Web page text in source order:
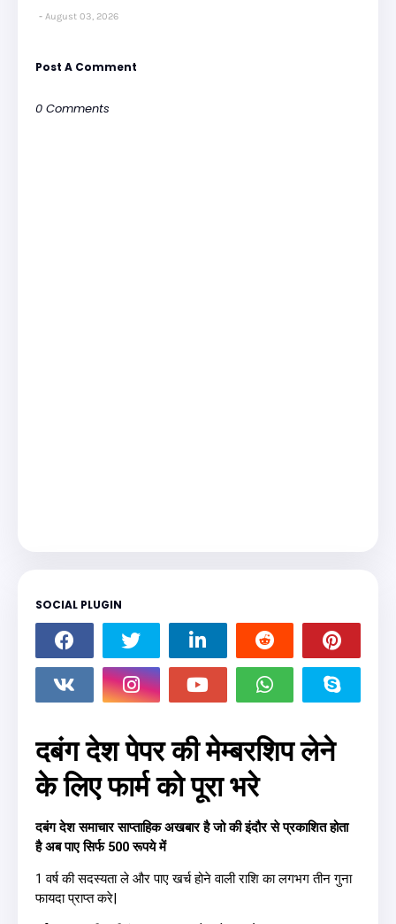
August 03, 2026
Post A Comment
0 Comments
SOCIAL PLUGIN